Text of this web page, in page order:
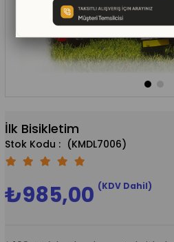
İlk Bisikletim
(KMDL7006)
₺985,00 (KDV Dahil)